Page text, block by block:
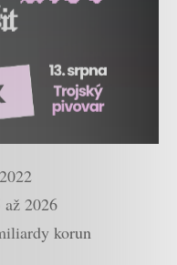
až 2026
korun